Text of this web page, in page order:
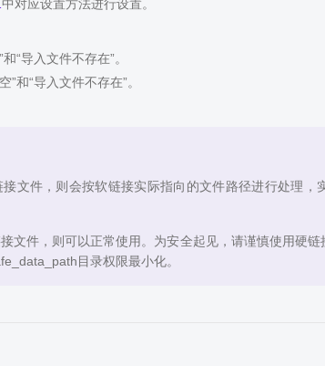
中对应设置方法进行设置。
“导入文件不存在”。
和“导入文件不存在”。
文件，则会按软链接实际指向的文件路径进行处理，
文件，则可以正常使用。为安全起见，请谨慎使用硬
目录权限最小化。